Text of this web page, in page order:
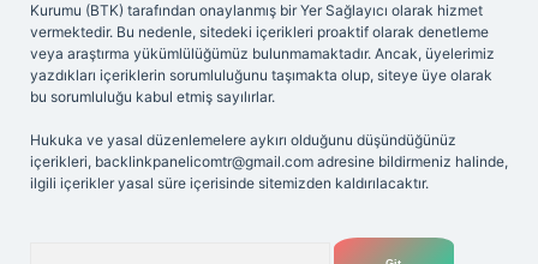
Kurumu (BTK) tarafından onaylanmış bir Yer Sağlayıcı olarak hizmet
vermektedir. Bu nedenle, sitedeki içerikleri proaktif olarak denetleme
veya araştırma yükümlülüğümüz bulunmamaktadır. Ancak, üyelerimiz
yazdıkları içeriklerin sorumluluğunu taşımakta olup, siteye üye olarak
bu sorumluluğu kabul etmiş sayılırlar.
Hukuka ve yasal düzenlemelere aykırı olduğunu düşündüğünüz
içerikleri, backlinkpanelicomtr@gmail.com adresine bildirmeniz halinde,
ilgili içerikler yasal süre içerisinde sitemizden kaldırılacaktır.